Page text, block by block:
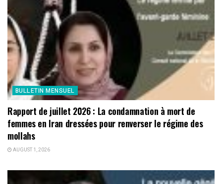
BULLETIN MENSUEL
Rapport de juillet 2026 : La condamnation à mort de
femmes en Iran dressées pour renverser le régime des
mollahs
AUGUST 1, 2026